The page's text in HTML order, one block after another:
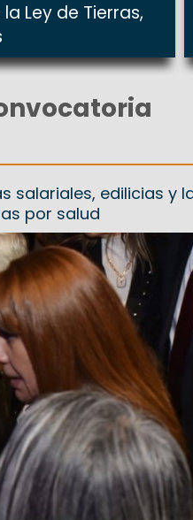
Ley de Tierras,
salariales, edilicias y
por salud